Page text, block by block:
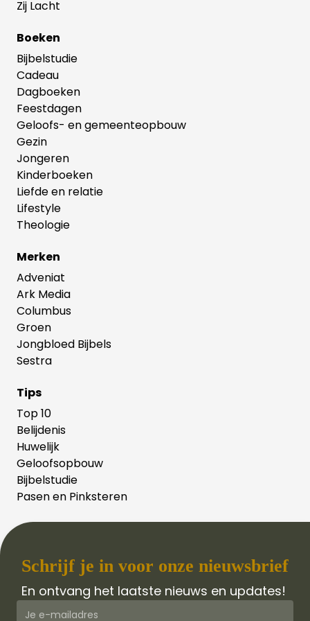
Zij Lacht
Boeken
Bijbelstudie
Cadeau
Dagboeken
Feestdagen
Geloofs- en gemeenteopbouw
Gezin
Jongeren
Kinderboeken
Liefde en relatie
Lifestyle
Theologie
Merken
Adveniat
Ark Media
Columbus
Groen
Jongbloed Bijbels
Sestra
Tips
Top 10
Belijdenis
Huwelijk
Geloofsopbouw
Bijbelstudie
Pasen en Pinksteren
Schrijf je in voor onze nieuwsbrief
En ontvang het laatste nieuws en updates!